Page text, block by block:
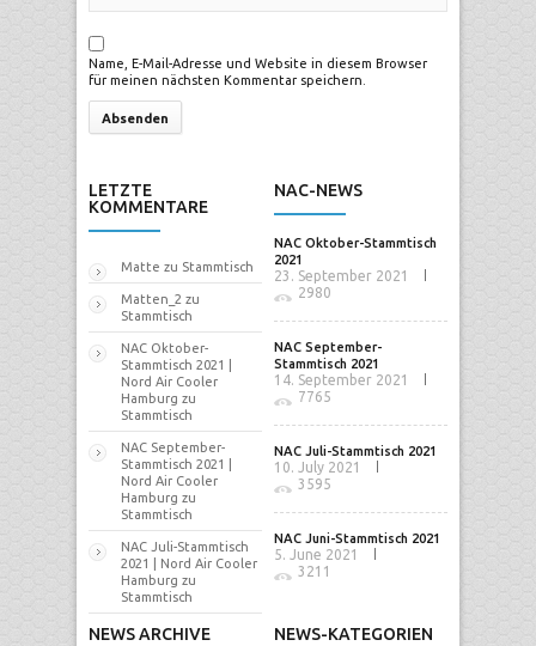
Name, E-Mail-Adresse und Website in diesem Browser
für meinen nächsten Kommentar speichern.
LETZTE
KOMMENTARE
Matte zu Stammtisch
Matten_2 zu
Stammtisch
NAC Oktober-
Stammtisch 2021 |
Nord Air Cooler
Hamburg zu
Stammtisch
NAC September-
Stammtisch 2021 |
Nord Air Cooler
Hamburg zu
Stammtisch
NAC Juli-Stammtisch
2021 | Nord Air Cooler
Hamburg zu
Stammtisch
NAC-NEWS
NAC Oktober-Stammtisch
2021
23. September 2021
2980
NAC September-
Stammtisch 2021
14. September 2021
7765
NAC Juli-Stammtisch 2021
10. July 2021
3595
NAC Juni-Stammtisch 2021
5. June 2021
3211
NEWS ARCHIVE NEWS-KATEGORIEN